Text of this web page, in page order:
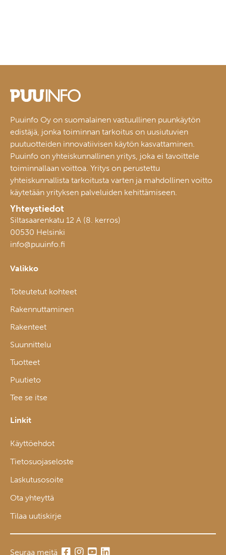
Puuinfo Oy on suomalainen vastuullinen puunkäytön
edistäjä, jonka toiminnan tarkoitus on uusiutuvien
puutuotteiden innovatiivisen käytön kasvattaminen.
Puuinfo on yhteiskunnallinen yritys, joka ei tavoittele
toiminnallaan voittoa. Yritys on perustettu
yhteiskunnallista tarkoitusta varten ja mahdollinen voitto
käytetään yrityksen palveluiden kehittämiseen.
Yhteystiedot
Siltasaarenkatu 12 A (8. kerros)
00530 Helsinki
info@puuinfo.fi
Valikko
Toteutetut kohteet
Rakennuttaminen
Rakenteet
Suunnittelu
Tuotteet
Puutieto
Tee se itse
Linkit
Käyttöehdot
Tietosuojaseloste
Laskutusosoite
Ota yhteyttä
Tilaa uutiskirje
Seuraa meitä